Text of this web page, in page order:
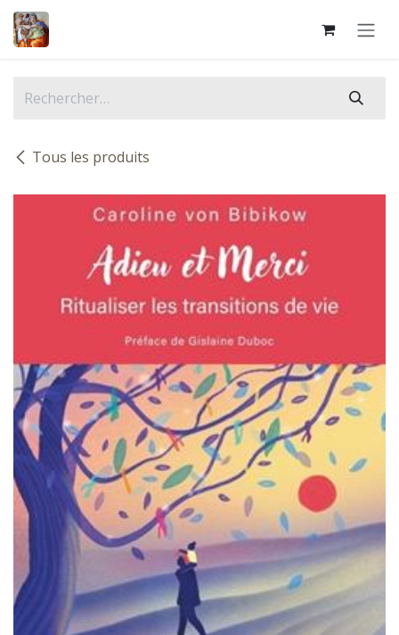
Se rendre au contenu
Tous les produits